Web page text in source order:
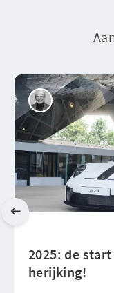
2025: de
herijking!